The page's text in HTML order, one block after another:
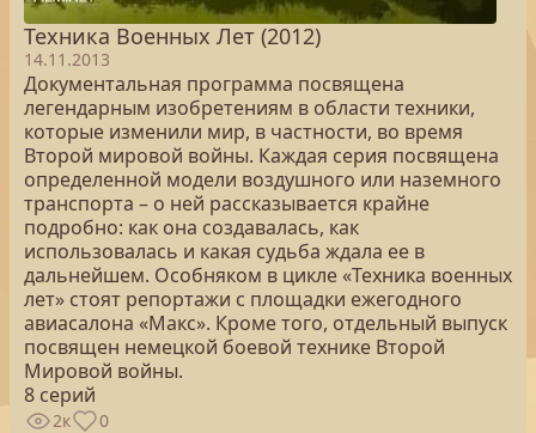
Техника Военных Лет (2012)
14.11.2013
Документальная программа посвящена
легендарным изобретениям в области техники,
которые изменили мир, в частности, во время
Второй мировой войны. Каждая серия посвящена
определенной модели воздушного или наземного
транспорта – о ней рассказывается крайне
подробно: как она создавалась, как
использовалась и какая судьба ждала ее в
дальнейшем. Особняком в цикле «Техника военных
лет» стоят репортажи с площадки ежегодного
авиасалона «Макс». Кроме того, отдельный выпуск
посвящен немецкой боевой технике Второй
Мировой войны.
8 серий
2к 0